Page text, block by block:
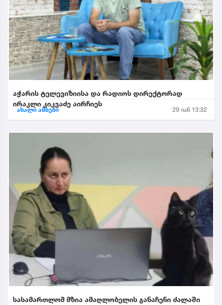
აჭარის ტელევიზიისა და რადიოს დირექტორად
ირაკლი კიკვაძე აირჩიეს
ახალი ამბები 29 იან 13:32
სასამართლომ მზია ამაღლობელის განაჩენი ძალაში